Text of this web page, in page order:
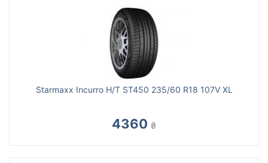
Starmaxx Incurro H/T ST450 235/60 R18 107V XL
4360 ₴